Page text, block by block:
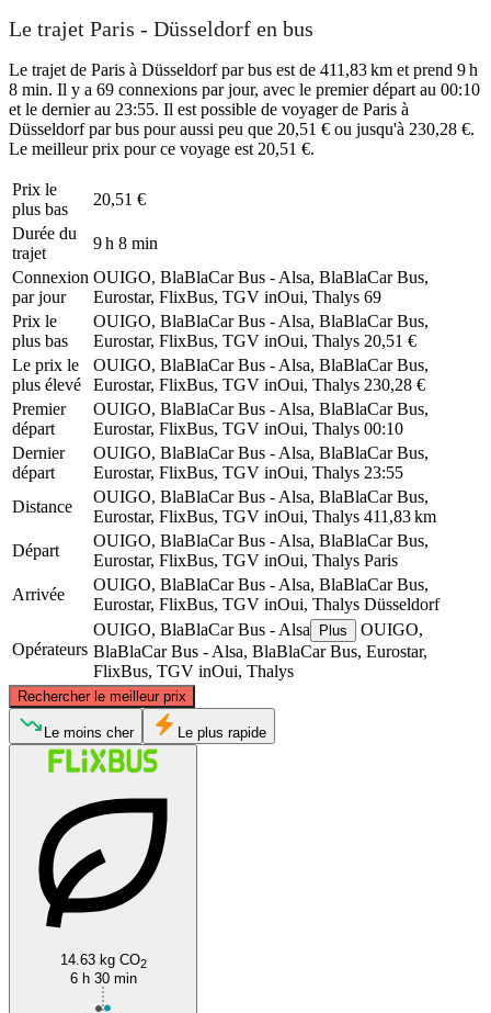
Le trajet Paris - Düsseldorf en bus
Le trajet de Paris à Düsseldorf par bus est de 411,83 km et prend 9 h
8 min. Il y a 69 connexions par jour, avec le premier départ au 00:10
et le dernier au 23:55. Il est possible de voyager de Paris à
Düsseldorf par bus pour aussi peu que 20,51 € ou jusqu'à 230,28 €.
Le meilleur prix pour ce voyage est 20,51 €.
Prix ​​le
plus bas
20,51 €
Durée du
trajet
9 h 8 min
Connexion
par jour
OUIGO, BlaBlaCar Bus - Alsa, BlaBlaCar Bus,
Eurostar, FlixBus, TGV inOui, Thalys 69
Prix ​​le
plus bas
OUIGO, BlaBlaCar Bus - Alsa, BlaBlaCar Bus,
Eurostar, FlixBus, TGV inOui, Thalys 20,51 €
Le prix le
plus élevé
OUIGO, BlaBlaCar Bus - Alsa, BlaBlaCar Bus,
Eurostar, FlixBus, TGV inOui, Thalys 230,28 €
Premier
départ
OUIGO, BlaBlaCar Bus - Alsa, BlaBlaCar Bus,
Eurostar, FlixBus, TGV inOui, Thalys 00:10
Dernier
départ
OUIGO, BlaBlaCar Bus - Alsa, BlaBlaCar Bus,
Eurostar, FlixBus, TGV inOui, Thalys 23:55
Distance
OUIGO, BlaBlaCar Bus - Alsa, BlaBlaCar Bus,
Eurostar, FlixBus, TGV inOui, Thalys 411,83 km
Départ
OUIGO, BlaBlaCar Bus - Alsa, BlaBlaCar Bus,
Eurostar, FlixBus, TGV inOui, Thalys Paris
Arrivée
OUIGO, BlaBlaCar Bus - Alsa, BlaBlaCar Bus,
Eurostar, FlixBus, TGV inOui, Thalys Düsseldorf
Opérateurs
OUIGO, BlaBlaCar Bus - Alsa Plus
OUIGO,
BlaBlaCar Bus - Alsa, BlaBlaCar Bus, Eurostar,
FlixBus, TGV inOui, Thalys
Rechercher le meilleur prix
©CARTO
Le moins cher Le plus rapide
14.63 kg CO2
6 h 30 min